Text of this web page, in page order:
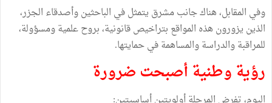
وفي المقابل، هناك جانب مشرق يتمثل في الباحثين وأصدقاء الجزر،
الذين يزورون هذه المواقع بتراخيص قانونية، بروح علمية ومسؤولة،
للمراقبة والدراسة والمساهمة في حمايتها.
رؤية وطنية أصبحت ضرورة